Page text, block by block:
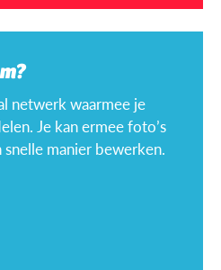
netwerk waarmee je
Je kan ermee foto’s
manier bewerken.